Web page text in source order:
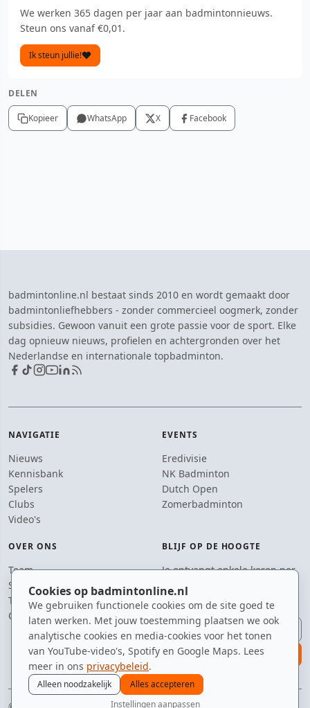
Cookies op badmintonline.nl
We gebruiken functionele cookies om de site goed te
laten werken. Met jouw toestemming plaatsen we ook
analytische cookies en media-cookies voor het tonen
van YouTube-video's, Spotify en Google Maps. Lees
meer in ons privacybeleid.
Alleen noodzakelijk
Alles accepteren
Instellingen aanpassen
We werken 365 dagen per jaar aan badmintonnieuws.
Steun ons vanaf €0,01.
Ik steun jullie!
DELEN
Kopieer WhatsApp X Facebook
badmintonline.nl bestaat sinds 2010 en wordt gemaakt door
badmintonliefhebbers - zonder commercieel oogmerk, zonder
subsidies. Gewoon vanuit een grote passie voor de sport. Elke
dag opnieuw nieuws, profielen en achtergronden over het
Nederlandse en internationale topbadminton.
NAVIGATIE
Nieuws
Kennisbank
Spelers
Clubs
Video's
EVENTS
Eredivisie
NK Badminton
Dutch Open
Zomerbadminton
OVER ONS
Team
Supporters
Tip de redactie
Contact
BLIJF OP DE HOOGTE
Je ontvangt enkele keren per
jaar een e-mail met het
laatste badmintonnieuws.
E-mailadres
aanmelden